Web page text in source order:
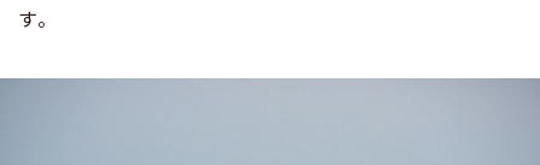
す。